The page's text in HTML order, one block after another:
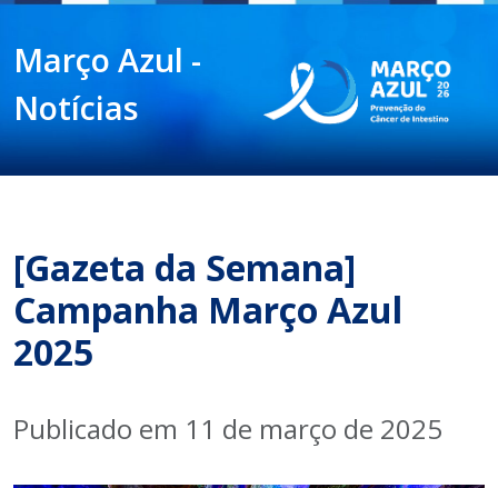
Março Azul -
Notícias
[Gazeta da Semana]
Campanha Março Azul
2025
Publicado em 11 de março de 2025